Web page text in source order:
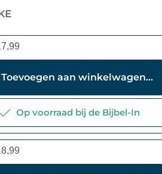
Toevoegen aan winkelwagen
Op voorraad bij de Bijbel-In